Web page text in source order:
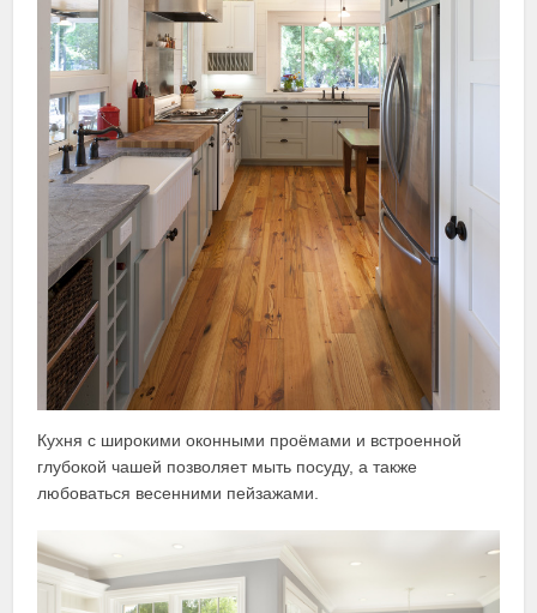
Кухня с широкими оконными проёмами и встроенной
глубокой чашей позволяет мыть посуду, а также
любоваться весенними пейзажами.